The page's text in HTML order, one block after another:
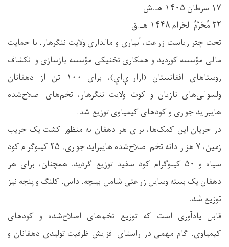
۱۷ سرطان ۱۴۰۵ هـ.ش
۲۲ مُحَرَّمُ الحَرام ۱۴۴۸ هـ.ق
تحت چتر ریاست زراعت، آبیاری و مالداری ولایت ننگرهار، با حمایت
مالی مؤسسه کوردید و همکاری تخنیکی مؤسسه بازسازی و انکشاف
روستاهای افغانستان (ارارا‌اې‌اې)، برای ۱۰۰ تن از دهقانان
ولسوالی‌های نازیان و کوت ولایت ننگرهار، تخم‌های اصلاح‌شده
هایبراید جواری و کودهای کیمیاوی توزیع شد.
در جریان این کمک‌ها، برای هر دهقان به منظور کشت یک جریب
زمین، ۷ هزار دانه تخم اصلاح‌شده هایبراید جواری، ۲۵ کیلوگرام کود
سیاه و ۵۰ کیلوگرام کود سفید توزیع گردید. همچنان، برای هر
دهقان یک بسته وسایل زراعتی شامل بیلچه، داس، کلنگ و پنجه نیز
توزیع شد.
قابل یادآوری است که توزیع تخم‌های اصلاح‌شده و کودهای
کیمیاوی، گام مهمی در راستای افزایش ظرفیت تولیدی دهقانان و